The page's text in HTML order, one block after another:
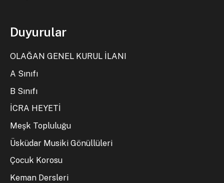
Duyurular
OLAĞAN GENEL KURUL İLANI
A Sınıfı
B Sınıfı
İCRA HEYETİ
Meşk Topluluğu
Üsküdar Musiki Gönüllüleri
Çocuk Korosu
Keman Dersleri